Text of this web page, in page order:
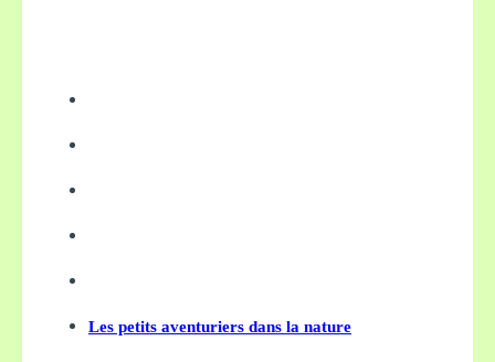
Les petits aventuriers dans la nature